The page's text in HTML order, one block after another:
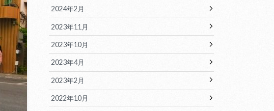
2024年2月
2023年11月
2023年10月
2023年4月
2023年2月
2022年10月